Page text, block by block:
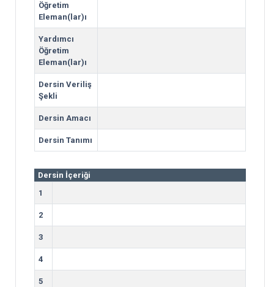
Öğretim
Eleman(lar)ı
Yardımcı
Öğretim
Eleman(lar)ı
Dersin Veriliş
Şekli
Dersin Amacı
Dersin Tanımı
Dersin İçeriği
1
2
3
4
5